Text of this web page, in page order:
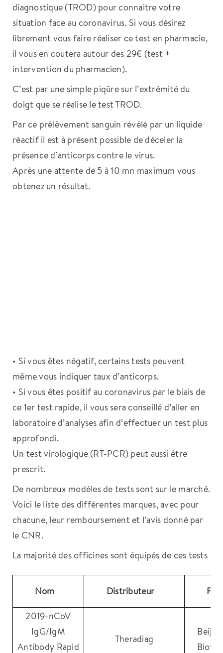
diagnostique (TROD) pour connaitre votre
situation face au coronavirus. Si vous désirez
librement vous faire réaliser ce test en pharmacie,
il vous en coutera autour des 29€ (test +
intervention du pharmacien).
C’est par une simple piqûre sur l’extrémité du
doigt que se réalise le test TROD.
Par ce prélèvement sanguin révélé par un liquide
réactif il est à présent possible de déceler la
présence d’anticorps contre le virus.
Après une attente de 5 à 10 mn maximum vous
obtenez un résultat.
• Si vous êtes négatif, certains tests peuvent
même vous indiquer taux d’anticorps.
• Si vous êtes positif au coronavirus par le biais de
ce 1er test rapide, il vous sera conseillé d’aller en
laboratoire d’analyses afin d’effectuer un test plus
approfondi.
Un test virologique (RT-PCR) peut aussi être
prescrit.
De nombreux modèles de tests sont sur le marché.
Voici le liste des différentes marques, avec pour
chacune, leur remboursement et l’avis donné par
le CNR.
La majorité des officines sont équipés de ces tests
Nom Distributeur
2019-nCoV
IgG/IgM
Antibody Rapid
Theradiag